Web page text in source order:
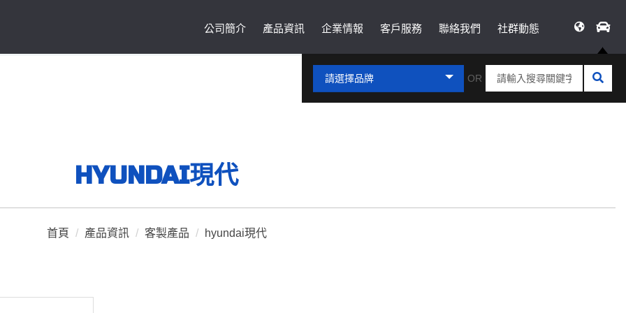
公司簡介 產品資訊 企業情報 客戶服務 聯絡我們 社群動態
請選擇品牌 OR
HYUNDAI現代
首頁 / 產品資訊 / 客製產品 / hyundai現代